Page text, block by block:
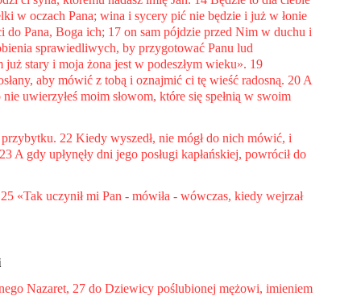
w oczach Pana; wina i sycery pić nie będzie i już w łonie
Pana, Boga ich; 17 on sam pójdzie przed Nim w duchu i
sprawiedliwych, by przygotować Panu lud
już stary i moja żona jest w podeszłym wieku». 19
aby mówić z tobą i oznajmić ci tę wieść radosną. 20 A
uwierzyłeś moim słowom, które się spełnią w swoim
22 Kiedy wyszedł, nie mógł do nich mówić, i
A gdy upłynęły dni jego posługi kapłańskiej, powrócił do
«Tak uczynił mi Pan - mówiła - wówczas, kiedy wejrzał
Nazaret, 27 do Dziewicy poślubionej mężowi, imieniem